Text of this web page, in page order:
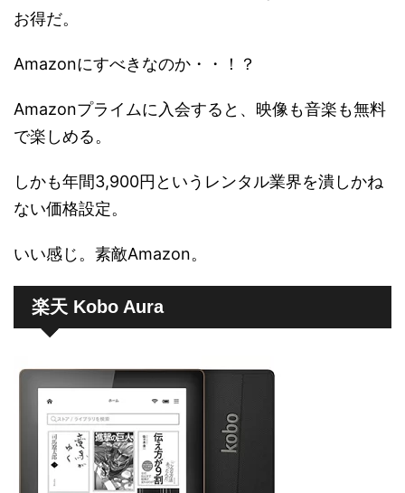
お得だ。
Amazonにすべきなのか・・！？
Amazonプライムに入会すると、映像も音楽も無料
で楽しめる。
しかも年間3,900円というレンタル業界を潰しかね
ない価格設定。
いい感じ。素敵Amazon。
楽天 Kobo Aura